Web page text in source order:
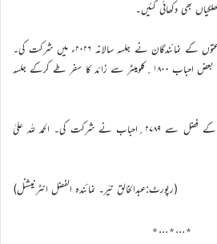
بھی دکھائی گئیں۔
کیمرون کے ۱۰؍ریجنز کی ۸۹؍جماعتوں کے نمائندگان نے جلسہ سالانہ ۲۰۲۶ء میں شرکت کی۔
شمالی کیمرون کے مروہ کے علاقہ سے بعض احباب ۱۸۰۰؍کلومیٹر سے زائد کا سفر طے کرکے جلسہ
امسال جلسہ سالانہ میں خدا تعالیٰ کے فضل سے ۲۷۸۹؍احباب نے شرکت کی۔ الحمد للہ علیٰ
(رپورٹ:عبدالخالق نیّر۔ نمائندہ الفضل انٹرنیشنل)
٭…٭…٭